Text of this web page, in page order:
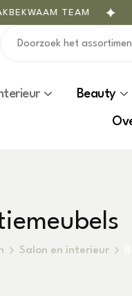
TEAM
Beauty
Salon en interieur